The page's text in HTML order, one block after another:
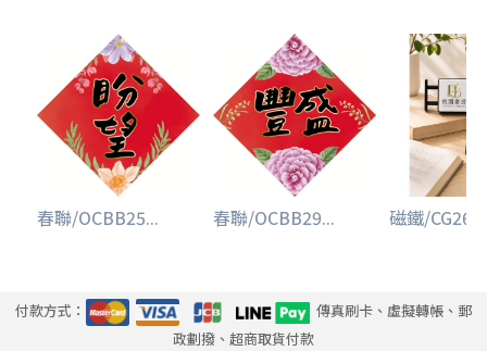
春聯/OCBB25... 春聯/OCBB29... 磁鐵/
付款方式：
傳真刷卡、虛擬轉帳、郵
政劃撥、超商取貨付款